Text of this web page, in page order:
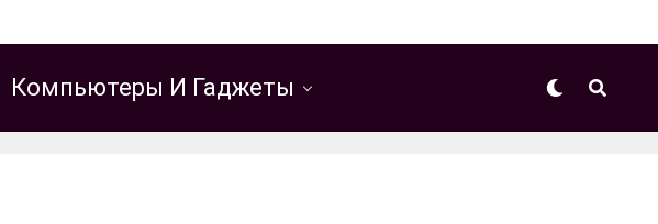
Компьютеры И Гаджеты